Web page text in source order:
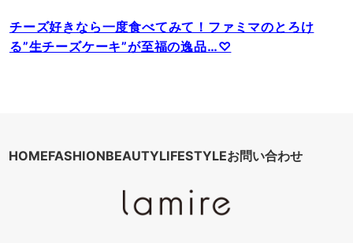
チーズ好きなら一度食べてみて！ファミマのとろけ
る”生チーズケーキ”が至福の逸品…♡
HOMEFASHIONBEAUTYLIFESTYLEお問い合わせ